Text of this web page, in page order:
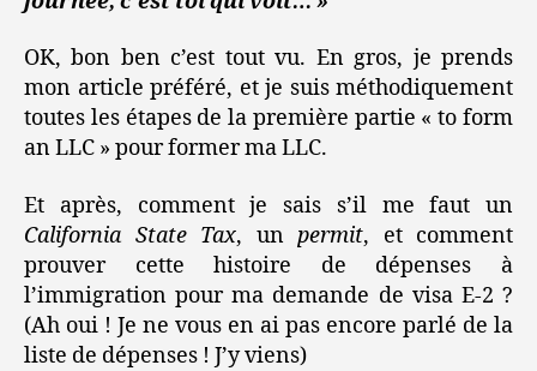
OK, bon ben c’est tout vu. En gros, je prends
mon article préféré, et je suis méthodiquement
toutes les étapes de la première partie « to form
an LLC » pour former ma LLC.
Et après, comment je sais s’il me faut un
California State Tax, un permit, et comment
prouver cette histoire de dépenses à
l’immigration pour ma demande de visa E-2 ?
(Ah oui ! Je ne vous en ai pas encore parlé de la
liste de dépenses ! J’y viens)